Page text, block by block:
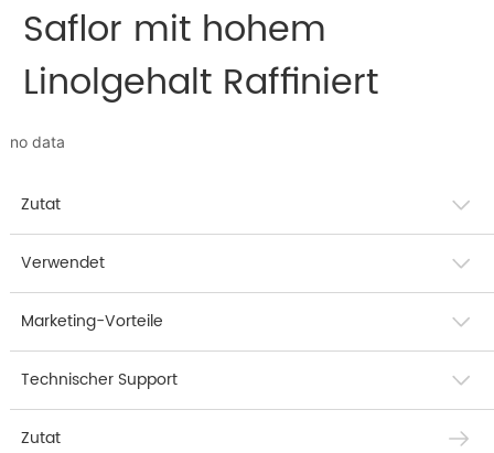
Saflor mit hohem
Linolgehalt Raffiniert
no data
Zutat
Verwendet
Marketing-Vorteile
Technischer Support
Zutat